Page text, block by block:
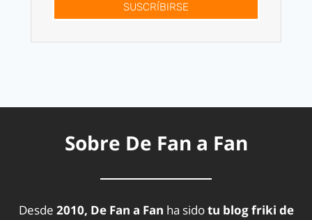
SUSCRÍBIRSE
Sobre De Fan a Fan
Desde 2010, De Fan a Fan ha sidotu blog friki de